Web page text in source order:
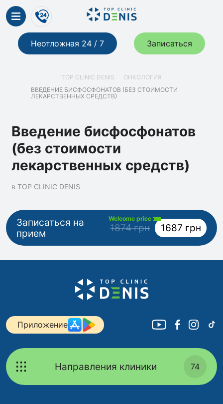
Неотложная 24 / 7 Записаться
TOP CLINIC DENIS
ОНКОЛОГИЯ
ВВЕДЕНИЕ БИСФОСФОНАТОВ (БЕЗ СТОИМОСТИ
ЛЕКАРСТВЕННЫХ СРЕДСТВ)
Введение бисфосфонатов
(без стоимости
лекарственных средств)
в TOP CLINIC DENIS
Записаться на
прием
Welcome price
1874 грн 1687 грн
Приложение
Направления клиники 74